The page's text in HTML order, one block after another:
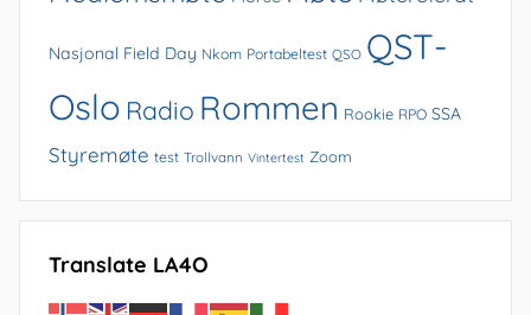
Nasjonal Field Day Nkom Portabeltest QSO QST-
Oslo Radio Rommen Rookie RPO SSA
Styremøte test Trollvann Vintertest Zoom
Translate LA4O